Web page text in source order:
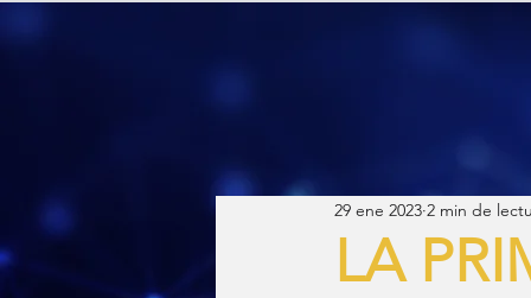
LA
29 ene 2023 2 min de